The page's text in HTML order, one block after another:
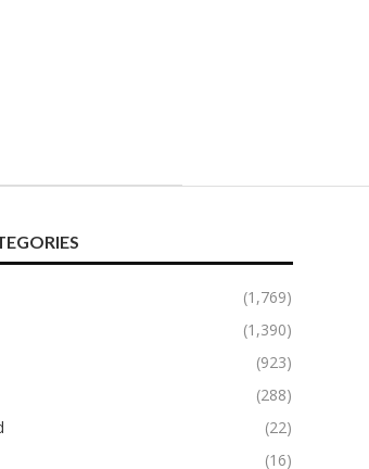
(1,769)
(1,390)
(923)
(288)
(22)
(16)